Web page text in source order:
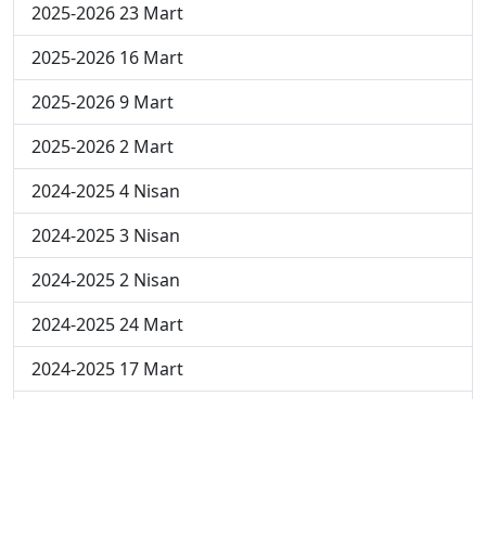
2025-2026 23 Mart
2025-2026 16 Mart
2025-2026 9 Mart
2025-2026 2 Mart
2024-2025 4 Nisan
2024-2025 3 Nisan
2024-2025 2 Nisan
2024-2025 24 Mart
2024-2025 17 Mart